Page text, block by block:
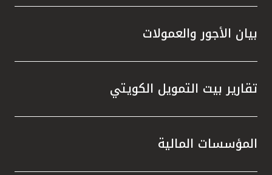
بيان الأجور والعمولات
تقارير بيت التمويل الكويتي
المؤسسات المالية